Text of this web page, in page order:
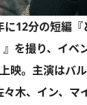
12分の短編『
』を撮り、イベ
映。主演はバ
々木、イン、マ